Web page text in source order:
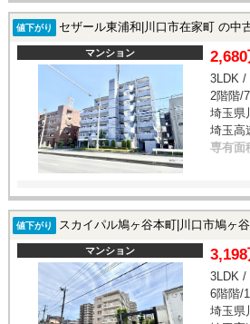
値下がり セザール東浦和|川口市在家町 の中
マンション 2,680
3LDK /
2階階/
埼玉県
埼玉高
専有面
値下がり スカイパル鳩ヶ谷本町|川口市鳩ヶ谷
マンション 3,198
3LDK /
6階階/
埼玉県